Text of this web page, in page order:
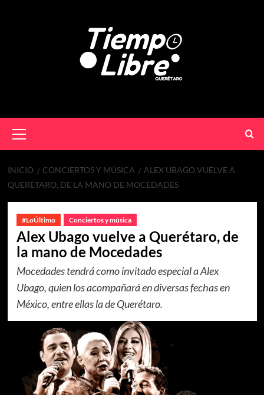
INICIO CONCIERTOS Y MÚSICA
ALEX UBAGO VUELVE A
QUERÉTARO, DE LA MANO DE MOCEDADES
#LoÚltimo Conciertos y música
Alex Ubago vuelve a Querétaro, de
la mano de Mocedades
Mocedades tendrá como invitado especial a Alex
Ubago, quien los acompañará en diversas fechas en
México, entre ellas la de Querétaro.